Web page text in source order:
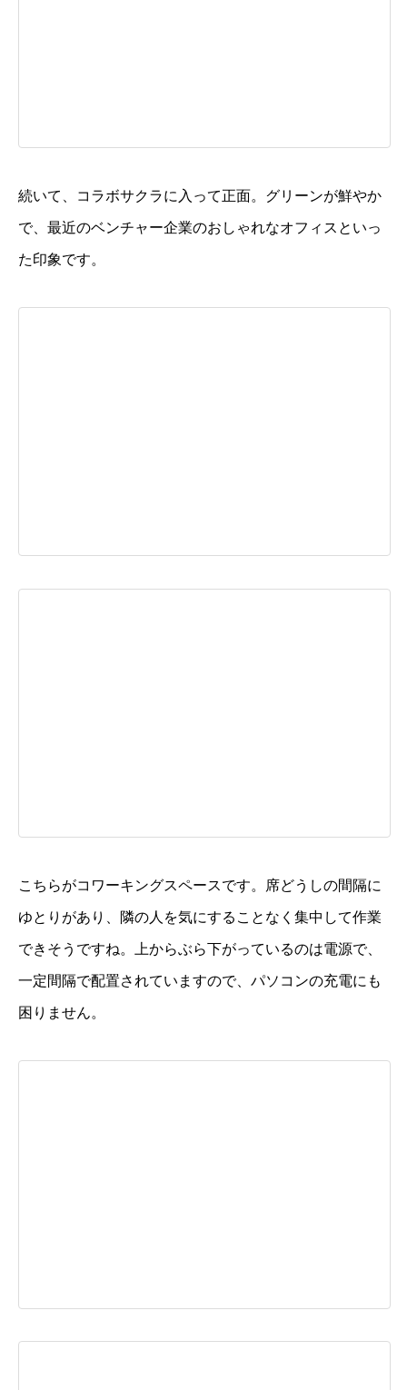
続いて、コラボサクラに入って正面。グリーンが鮮やか
で、最近のベンチャー企業のおしゃれなオフィスといっ
た印象です。
こちらがコワーキングスペースです。席どうしの間隔に
ゆとりがあり、隣の人を気にすることなく集中して作業
できそうですね。上からぶら下がっているのは電源で、
一定間隔で配置されていますので、パソコンの充電にも
困りません。